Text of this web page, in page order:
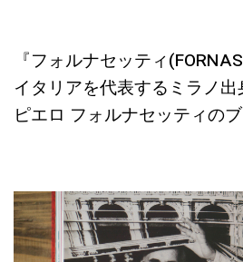
『フォルナセッティ
イタリアを代表するミラノ
ピエロ フォルナセッティのブ